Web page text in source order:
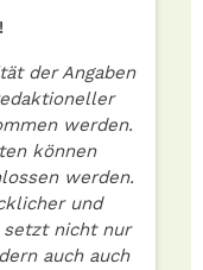
der Angaben
werden.
können
werden.
und
setzt nicht nur
auch auch